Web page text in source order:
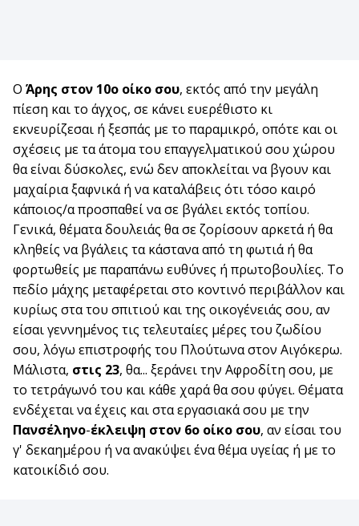
Ο Άρης στον 10ο οίκο σου, εκτός από την μεγάλη
πίεση και το άγχος, σε κάνει ευερέθιστο κι
εκνευρίζεσαι ή ξεσπάς με το παραμικρό, οπότε και οι
σχέσεις με τα άτομα του επαγγελματικού σου χώρου
θα είναι δύσκολες, ενώ δεν αποκλείται να βγουν και
μαχαίρια ξαφνικά ή να καταλάβεις ότι τόσο καιρό
κάποιος/α προσπαθεί να σε βγάλει εκτός τοπίου.
Γενικά, θέματα δουλειάς θα σε ζορίσουν αρκετά ή θα
κληθείς να βγάλεις τα κάστανα από τη φωτιά ή θα
φορτωθείς με παραπάνω ευθύνες ή πρωτοβουλίες. Το
πεδίο μάχης μεταφέρεται στο κοντινό περιβάλλον και
κυρίως στα του σπιτιού και της οικογένειάς σου, αν
είσαι γεννημένος τις τελευταίες μέρες του ζωδίου
σου, λόγω επιστροφής του Πλούτωνα στον Αιγόκερω.
Μάλιστα, στις 23, θα... ξεράνει την Αφροδίτη σου, με
το τετράγωνό του και κάθε χαρά θα σου φύγει. Θέματα
ενδέχεται να έχεις και στα εργασιακά σου με την
Πανσέληνο-έκλειψη στον 6ο οίκο σου, αν είσαι του
γ' δεκαημέρου ή να ανακύψει ένα θέμα υγείας ή με το
κατοικίδιό σου.